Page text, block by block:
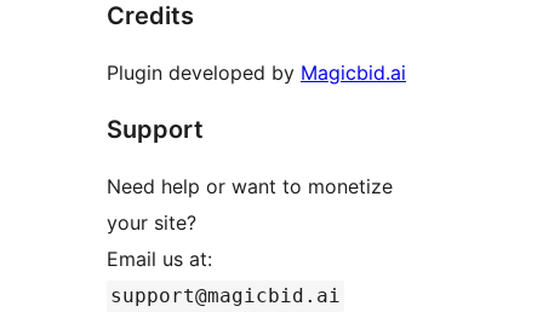
Credits
Plugin developed by Magicbid.ai
Support
Need help or want to monetize
your site?
Email us at:
support@magicbid.ai